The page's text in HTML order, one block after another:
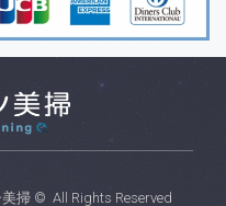
掃© All Rights Reserved